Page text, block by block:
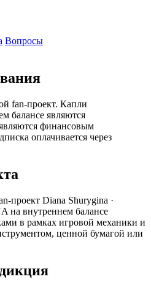
Вопросы
fan-проект. Капли
балансе являются
финансовым
оплачивается через
проект Diana Shurygina ·
на внутреннем балансе
в рамках игровой механики и
ценной бумагой или